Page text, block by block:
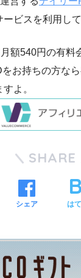
ビスを利用して
額540円の有料
お持ちの方な
よ。
SHARE
シェア は